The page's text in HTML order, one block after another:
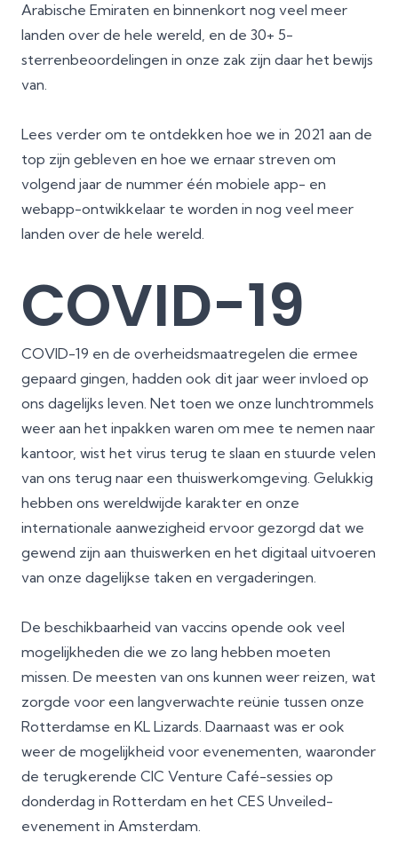
Arabische Emiraten en binnenkort nog veel meer
landen over de hele wereld, en de 30+ 5-
sterrenbeoordelingen in onze zak zijn daar het bewijs
van.
Lees verder om te ontdekken hoe we in 2021 aan de
top zijn gebleven en hoe we ernaar streven om
volgend jaar de nummer één mobiele app- en
webapp-ontwikkelaar te worden in nog veel meer
landen over de hele wereld.
COVID-19
COVID-19 en de overheidsmaatregelen die ermee
gepaard gingen, hadden ook dit jaar weer invloed op
ons dagelijks leven. Net toen we onze lunchtrommels
weer aan het inpakken waren om mee te nemen naar
kantoor, wist het virus terug te slaan en stuurde velen
van ons terug naar een thuiswerkomgeving. Gelukkig
hebben ons wereldwijde karakter en onze
internationale aanwezigheid ervoor gezorgd dat we
gewend zijn aan thuiswerken en het digitaal uitvoeren
van onze dagelijkse taken en vergaderingen.
De beschikbaarheid van vaccins opende ook veel
mogelijkheden die we zo lang hebben moeten
missen. De meesten van ons kunnen weer reizen, wat
zorgde voor een langverwachte reünie tussen onze
Rotterdamse en KL Lizards. Daarnaast was er ook
weer de mogelijkheid voor evenementen, waaronder
de terugkerende CIC Venture Café-sessies op
donderdag in Rotterdam en het CES Unveiled-
evenement in Amsterdam.